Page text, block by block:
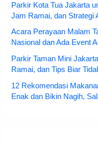
Parkir Kota Tua Jakarta
Jam Ramai, dan Strategi
Acara Perayaan Malam
Nasional dan Ada Event
Parkir Taman Mini
Ramai, dan Tips Biar
12 Rekomendasi
Enak dan Bikin Nagih,